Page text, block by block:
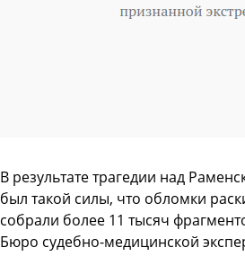
В результате трагедии над
был такой силы, что обломки
собрали более 11 тысяч
Бюро судебно-медицинской